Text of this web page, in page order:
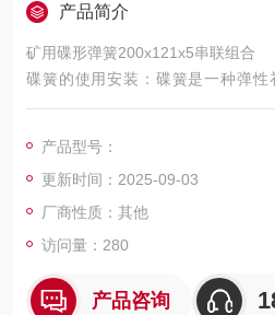
产品简介
矿用碟形弹簧200x121x5串联组合
碟簧的使用安装：碟簧是一种弹
后，储蓄一定的势能，当螺栓出现
产品型号：
更新时间：2025-09-03
厂商性质：其他
访问量：280
产品咨询